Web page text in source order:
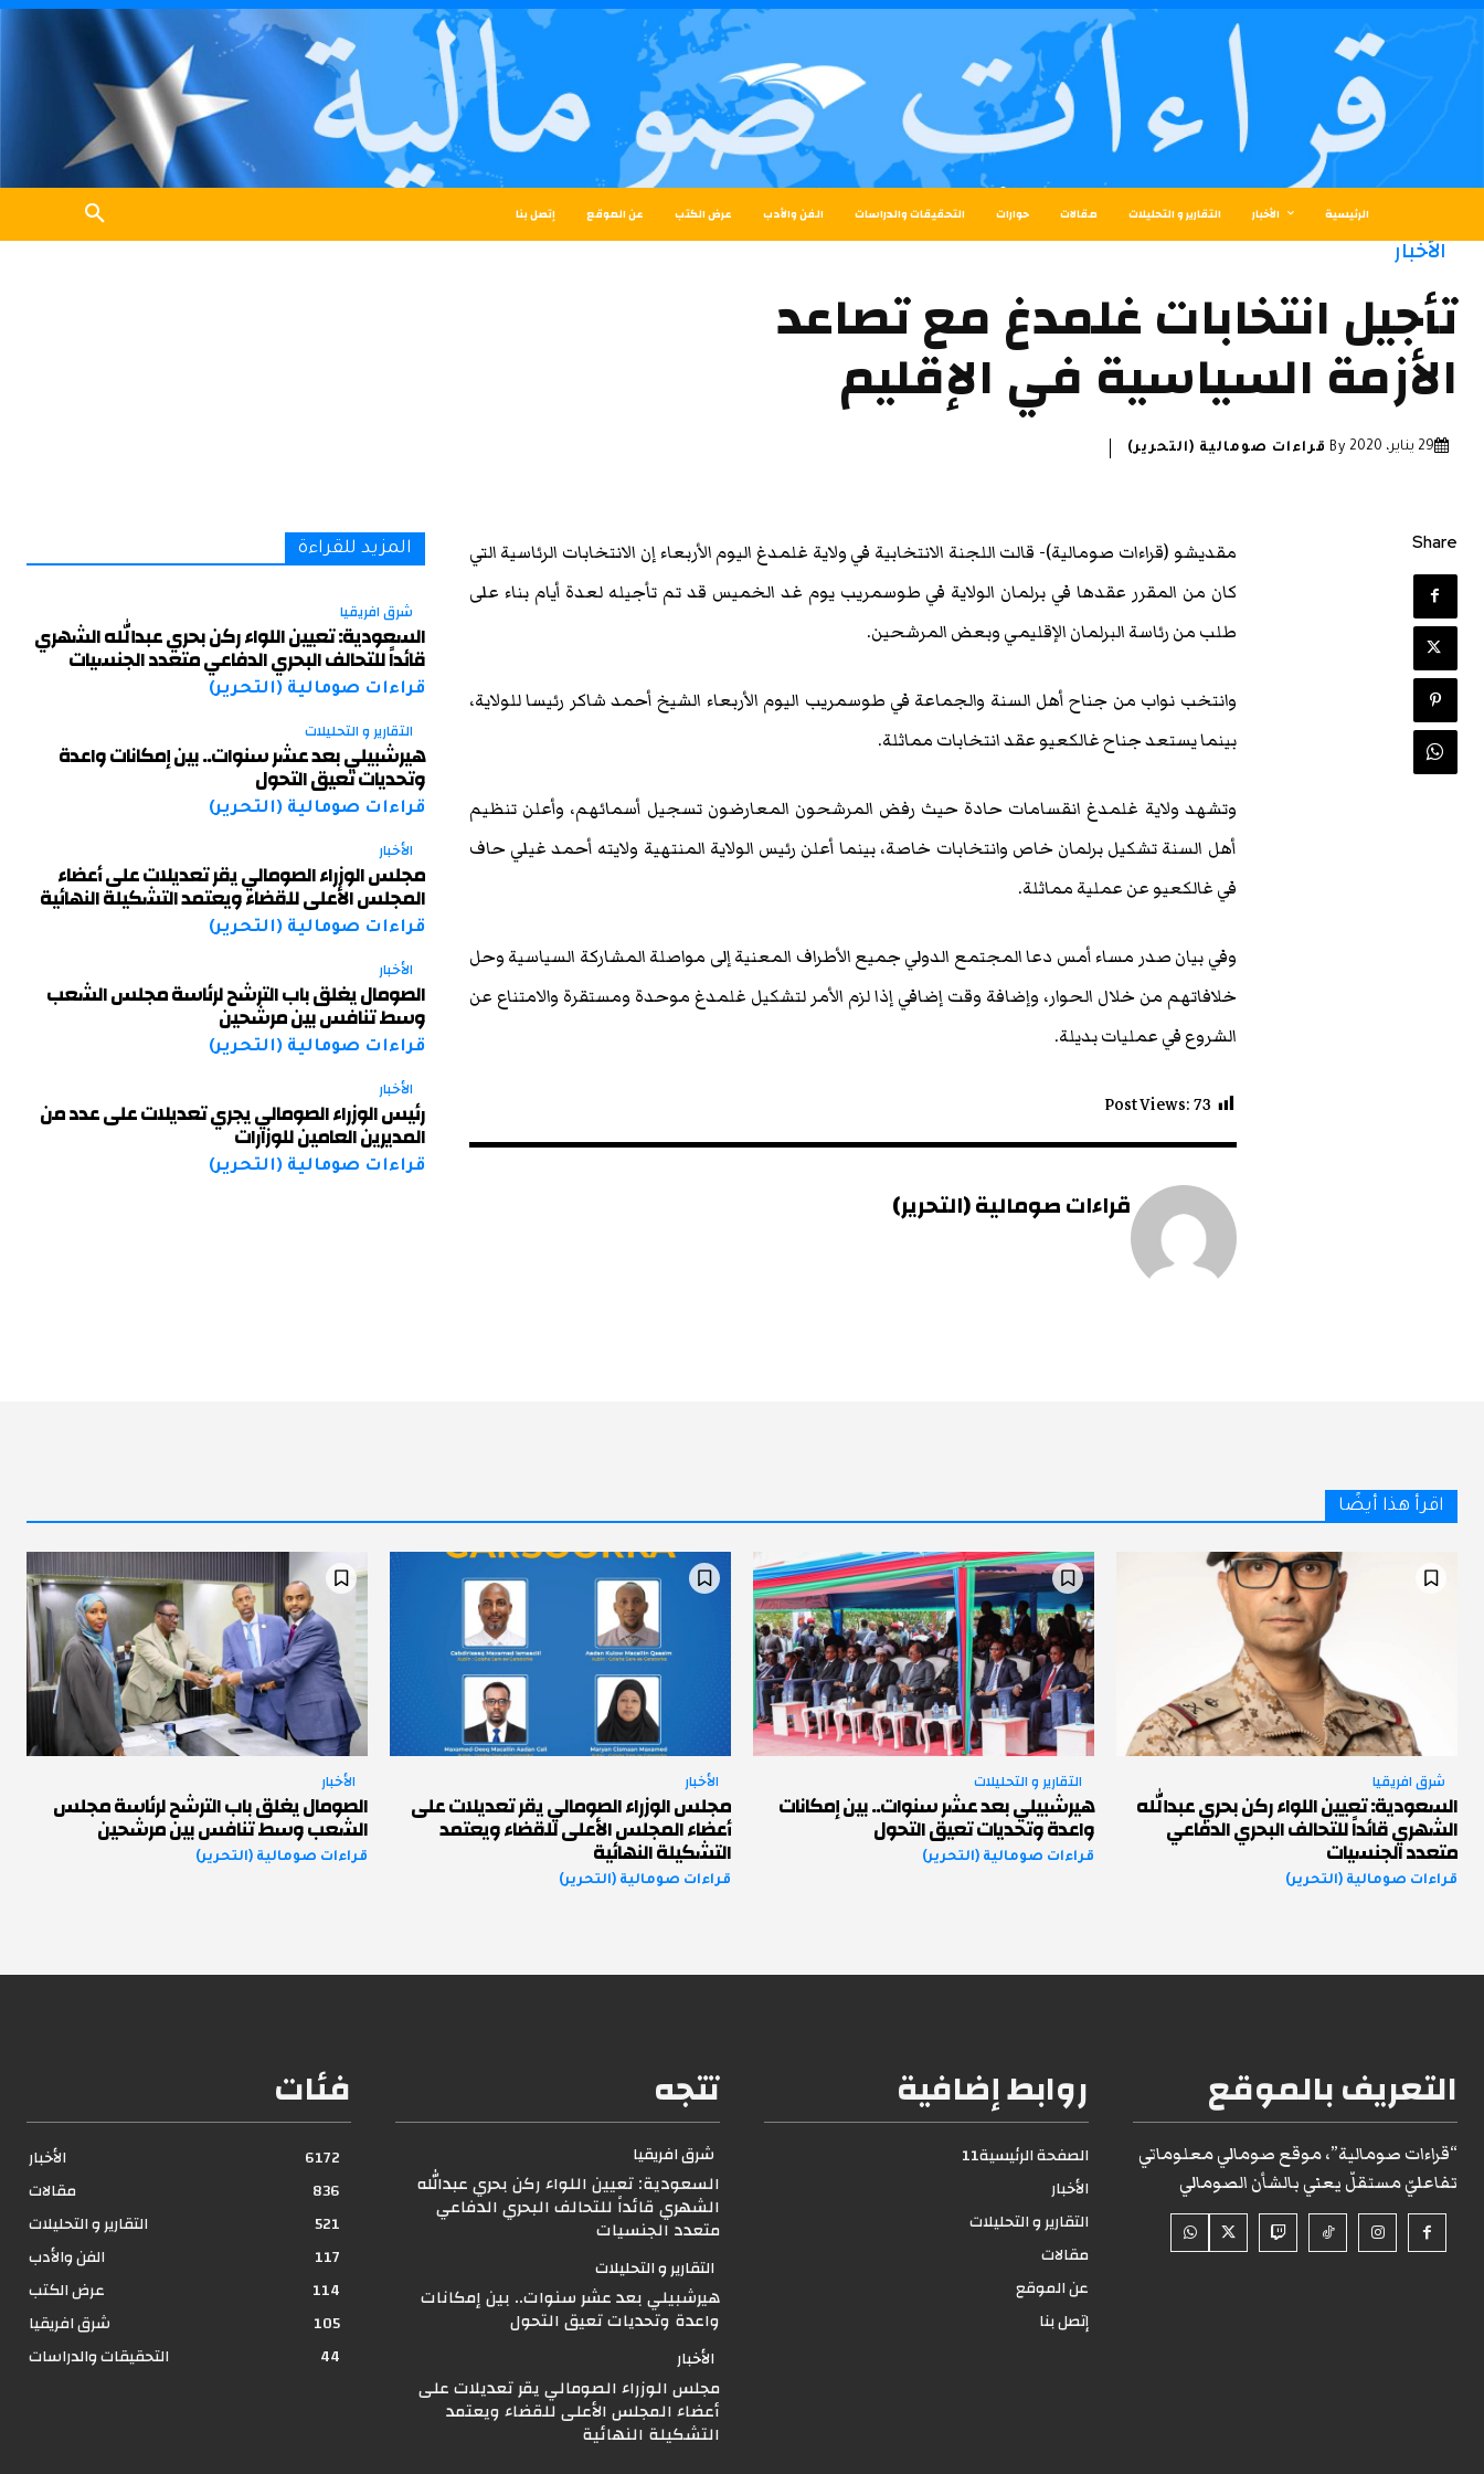
الرئيسية الأخبار التقارير و التحليلات مقالات حوارات التحقيقات والدراسات الفن والأدب عرض الكتب عن الموقع إتصل بنا
الأخبار
تأجيل انتخابات غلمدغ مع تصاعد
الأزمة السياسية في الإقليم
29 يناير، 2020 By قراءات صومالية (التحرير)
المزيد للقراءة
شرق افريقيا
السعودية: تعيين اللواء ركن بحري عبدالله الشهري
قائداً للتحالف البحري الدفاعي متعدد الجنسيات
قراءات صومالية (التحرير)
التقارير و التحليلات
هيرشبيلي بعد عشر سنوات.. بين إمكانات واعدة
وتحديات تعيق التحول
قراءات صومالية (التحرير)
الأخبار
مجلس الوزراء الصومالي يقر تعديلات على أعضاء
المجلس الأعلى للقضاء ويعتمد التشكيلة النهائية
قراءات صومالية (التحرير)
الأخبار
الصومال يغلق باب الترشح لرئاسة مجلس الشعب
وسط تنافس بين مرشحين
قراءات صومالية (التحرير)
الأخبار
رئيس الوزراء الصومالي يجري تعديلات على عدد من
المديرين العامين للوزارات
قراءات صومالية (التحرير)
مقديشو (قراءات صومالية)- قالت اللجنة الانتخابية في ولاية غلمدغ اليوم الأربعاء إن الانتخابات الرئاسية التي
كان من المقرر عقدها في برلمان الولاية في طوسمريب يوم غد الخميس قد تم تأجيله لعدة أيام بناء على
طلب من رئاسة البرلمان الإقليمي وبعض المرشحين.
وانتخب نواب من جناح أهل السنة والجماعة في طوسمريب اليوم الأربعاء الشيخ أحمد شاكر رئيسا للولاية،
بينما يستعد جناح غالكعيو عقد انتخابات مماثلة.
وتشهد ولاية غلمدغ انقسامات حادة حيث رفض المرشحون المعارضون تسجيل أسمائهم، وأعلن تنظيم
أهل السنة تشكيل برلمان خاص وانتخابات خاصة، بينما أعلن رئيس الولاية المنتهية ولايته أحمد غيلي حاف
في غالكعيو عن عملية مماثلة.
وفي بيان صدر مساء أمس دعا المجتمع الدولي جميع الأطراف المعنية إلى مواصلة المشاركة السياسية وحل
خلافاتهم من خلال الحوار، وإضافة وقت إضافي إذا لزم الأمر لتشكيل غلمدغ موحدة ومستقرة والامتناع عن
الشروع في عمليات بديلة.
Post Views:73
قراءات صومالية (التحرير)
Share
اقرأ هذا أيضًا
شرق افريقيا
السعودية: تعيين اللواء ركن بحري عبدالله
الشهري قائداً للتحالف البحري الدفاعي
متعدد الجنسيات
قراءات صومالية (التحرير)
التقارير و التحليلات
هيرشبيلي بعد عشر سنوات.. بين إمكانات
واعدة وتحديات تعيق التحول
قراءات صومالية (التحرير)
الأخبار
مجلس الوزراء الصومالي يقر تعديلات على
أعضاء المجلس الأعلى للقضاء ويعتمد
التشكيلة النهائية
قراءات صومالية (التحرير)
الأخبار
الصومال يغلق باب الترشح لرئاسة مجلس
الشعب وسط تنافس بين مرشحين
قراءات صومالية (التحرير)
فئات
الأخبار
6172
مقالات
836
التقارير و التحليلات
521
الفن والأدب
117
عرض الكتب
114
شرق افريقيا
105
التحقيقات والدراسات
44
تتجه
شرق افريقيا
السعودية: تعيين اللواء ركن بحري عبدالله
الشهري قائداً للتحالف البحري الدفاعي
متعدد الجنسيات
التقارير و التحليلات
هيرشبيلي بعد عشر سنوات.. بين إمكانات
واعدة وتحديات تعيق التحول
الأخبار
مجلس الوزراء الصومالي يقر تعديلات على
أعضاء المجلس الأعلى للقضاء ويعتمد
التشكيلة النهائية
روابط إضافية
الصفحة الرئيسية11
الأخبار
التقارير و التحليلات
مقالات
عن الموقع
إتصل بنا
التعريف بالموقع
“قراءات صومالية”، موقع صومالي معلوماتي
تفاعليّ مستقلّ يعني بالشأن الصومالي